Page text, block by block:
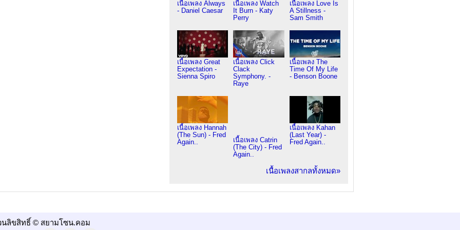
เนื้อเพลง Always
- Daniel Caesar
เนื้อเพลง Watch
It Burn - Katy
Perry
เนื้อเพลง Love Is
A Stillness -
Sam Smith
เนื้อเพลง Great
Expectation -
Sienna Spiro
เนื้อเพลง Click
Clack
Symphony. -
Raye
เนื้อเพลง The
Time Of My Life
- Benson Boone
เนื้อเพลง Hannah
(The Sun) - Fred
Again..
เนื้อเพลง Catrin
(The City) - Fred
Again..
เนื้อเพลง Kahan
(Last Year) -
Fred Again..
เนื้อเพลงสากลทั้งหมด»
นลิขสิทธิ์ © สยามโซน.คอม